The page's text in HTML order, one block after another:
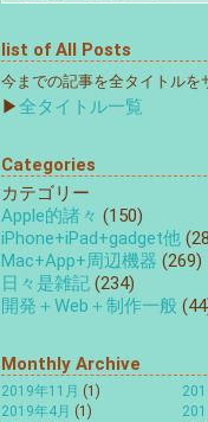
list of All Posts
今までの記事を全タイトルを
▶全タイトル一覧
Categories
カテゴリー
Apple的諸々 (150)
iPhone+iPad+gadget他
Mac+App+周辺機器 (269)
日々是雑記 (234)
開発＋Web＋制作一般
Monthly Archive
2019年11月 (1)
2019年4月 (1)